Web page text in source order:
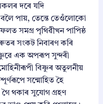
দৰে যদি
পায়, তেন্তে তেওঁলোকো
সমগ্ৰ পৃথিৱীখন পাপিষ্ঠ
সংকট নিবাৰণ কৰি
এক অপৰূপ সুন্দৰী
বিষ্ণুৰ অতুলনীয়
সন্মোহিত হৈ
থকাৰ সুযোগ গ্ৰহণ